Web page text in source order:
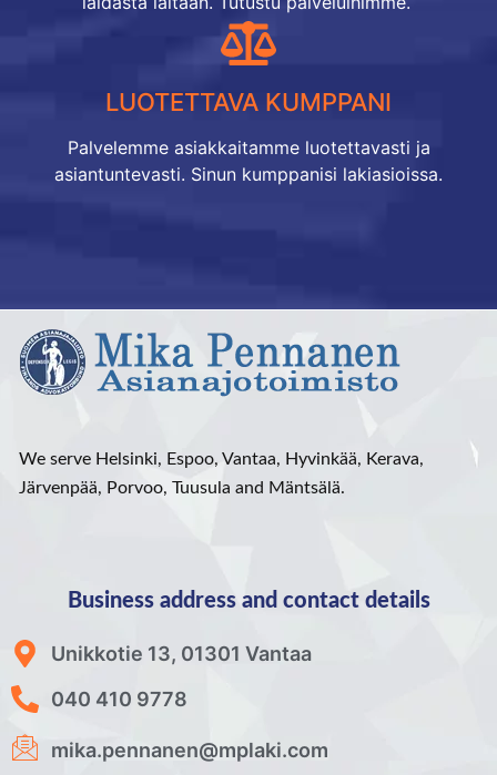
LUOTETTAVA KUMPPANI
Palvelemme asiakkaitamme luotettavasti ja
asiantuntevasti. Sinun kumppanisi lakiasioissa.
We serve Helsinki, Espoo, Vantaa, Hyvinkää, Kerava,
Järvenpää, Porvoo, Tuusula and Mäntsälä.
Business address and contact details
Unikkotie 13, 01301 Vantaa
040 410 9778
mika.pennanen@mplaki.com